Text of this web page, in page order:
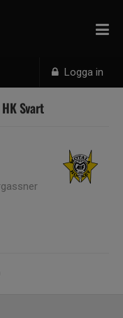
Logga in
Svart